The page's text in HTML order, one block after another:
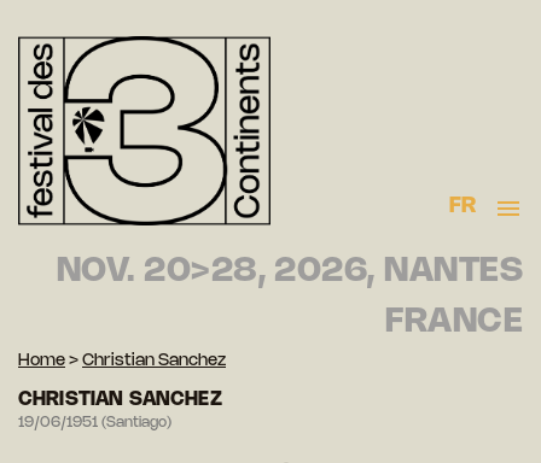
FR
NOV. 20>28, 2026, NANTES
FRANCE
Home > Christian Sanchez
CHRISTIAN SANCHEZ
19/06/1951 (Santiago)